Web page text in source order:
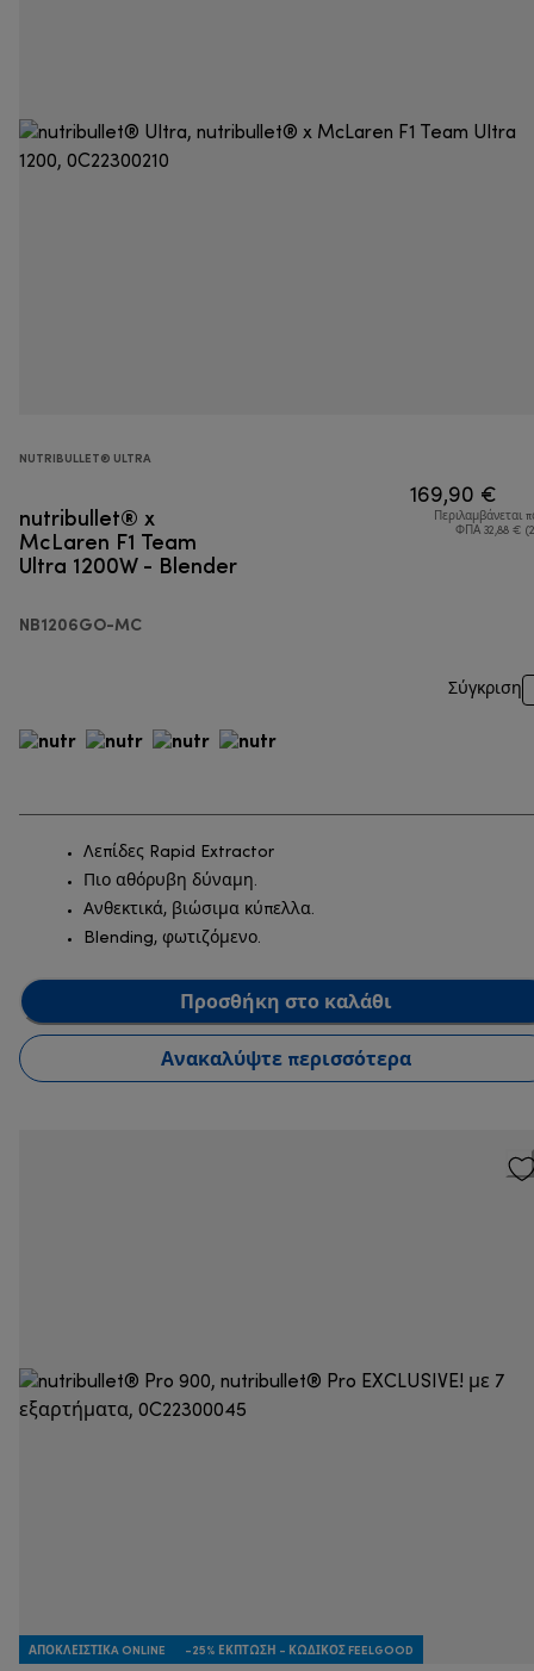
NUTRIBULLET® ULTRA
nutribullet® x
McLaren F1 Team
Ultra 1200W - Blender
NB1206GO-MC
169,90 €
Περιλαμβάνεται
ΦΠΑ 32,88 €
Σύγκριση
Λεπίδες Rapid Extractor
Πιο αθόρυβη δύναμη.
Ανθεκτικά, βιώσιμα κύπελλα.
Blending, φωτιζόμενο.
Προσθήκη στο καλάθι
Ανακαλύψτε περισσότερα
ΑΠΟΚΛΕΙΣΤΙΚA ONLINE -25% ΈΚΠΤΩΣΗ - ΚΩΔΙΚΌΣ FEELGOOD